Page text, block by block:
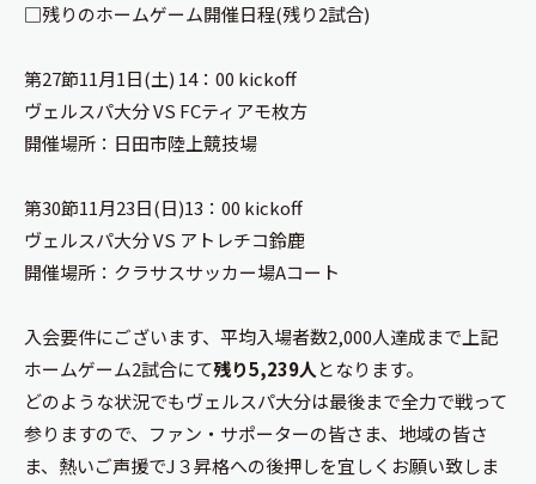
□残りのホームゲーム開催日程(残り2試合)
第27節11月1日(土) 14：00 kickoff
ヴェルスパ大分 VS FCティアモ枚方
開催場所：日田市陸上競技場
第30節11月23日(日)13：00 kickoff
ヴェルスパ大分 VS アトレチコ鈴鹿
開催場所：クラサスサッカー場Aコート
入会要件にございます、平均入場者数2,000人達成まで上記
ホームゲーム2試合にて残り5,239人 となります。
どのような状況でもヴェルスパ大分は最後まで全力で戦って
参りますので、ファン・サポーターの皆さま、地域の皆さ
ま、熱いご声援でJ３昇格への後押しを宜しくお願い致しま